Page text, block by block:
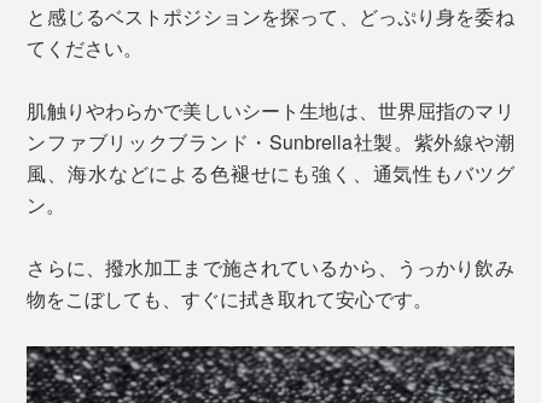
と感じるベストポジションを探って、どっぷり身を委ね
てください。
肌触りやわらかで美しいシート生地は、世界屈指のマリ
ンファブリックブランド・Sunbrella社製。紫外線や潮
風、海水などによる色褪せにも強く、通気性もバツグ
ン。
さらに、撥水加工まで施されているから、うっかり飲み
物をこぼしても、すぐに拭き取れて安心です。